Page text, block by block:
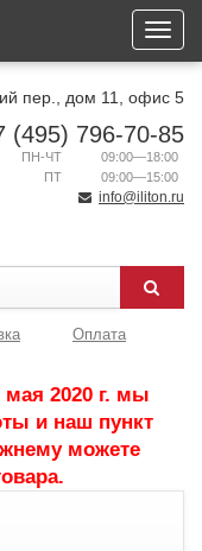
пер., дом 11, офис 5
(495) 796-70-85
ПН-ЧТ
09:00—18:00
ПТ
09:00—15:00
info@iliton.ru
Оплата
2020 г. мы
и наш пункт
можете